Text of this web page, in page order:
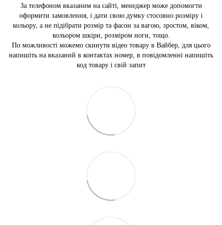
За телефоном вказаним на сайті, менеджер може допомогти
оформити замовлення, і дати свою думку стосовно розміру і
кольору, а не підібрати розмір та фасон за вагою, зростом, віком,
кольором шкіри, розміром ноги, тощо.
По можливості можемо скинути відео товару в Вайбер, для цього
напишіть на вказаний в контактах номер, в повідомленні напишіть
код товару і свій запит